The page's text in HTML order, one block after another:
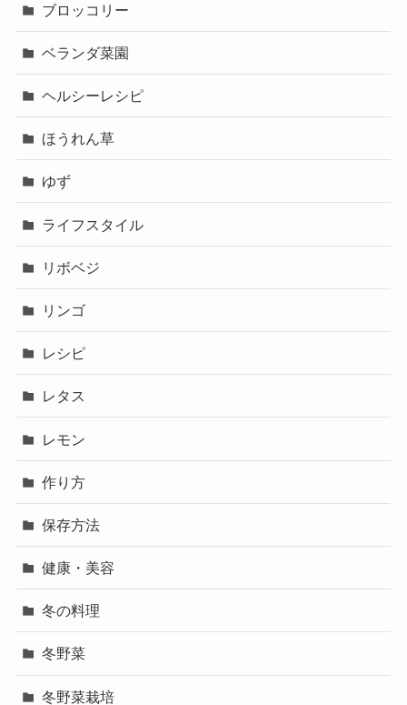
ブロッコリー
ベランダ菜園
ヘルシーレシピ
ほうれん草
ゆず
ライフスタイル
リボベジ
リンゴ
レシピ
レタス
レモン
作り方
保存方法
健康・美容
冬の料理
冬野菜
冬野菜栽培